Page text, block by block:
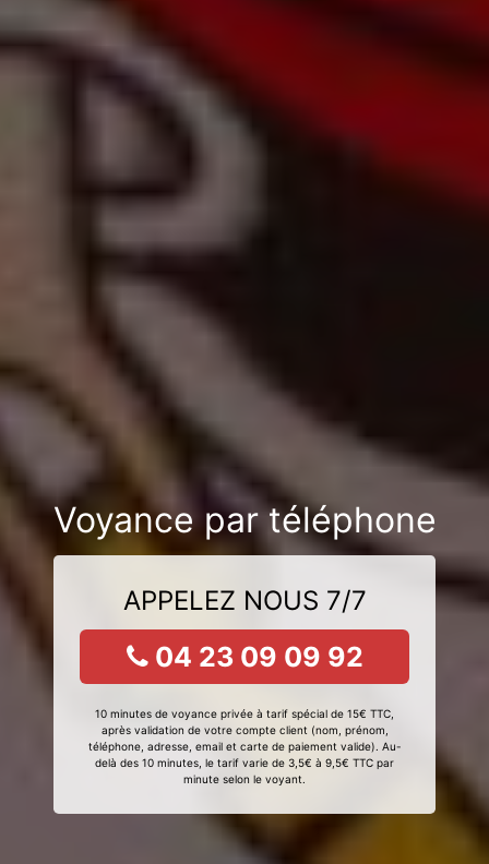
Voyance par téléphone
APPELEZ NOUS 7/7
04 23 09 09 92
10 minutes de voyance privée à tarif spécial de 15€ TTC,
après validation de votre compte client (nom, prénom,
téléphone, adresse, email et carte de paiement valide). Au-
delà des 10 minutes, le tarif varie de 3,5€ à 9,5€ TTC par
minute selon le voyant.